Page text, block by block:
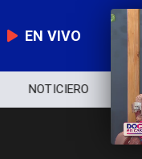
EN VIVO
NOTICIERO